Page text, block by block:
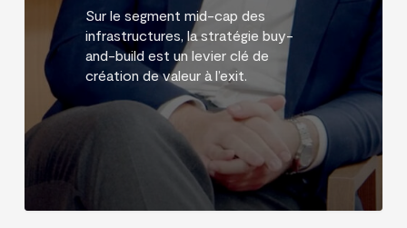
externe
Blue
Phoenix
Group
Sur le segment mid-cap des
infrastructures, la stratégie buy-
and-build est un levier clé de
création de valeur à l’exit.